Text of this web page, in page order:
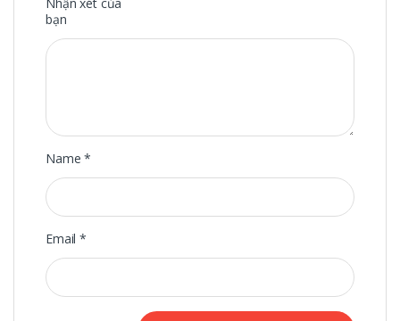
bạn
Name*
Email*